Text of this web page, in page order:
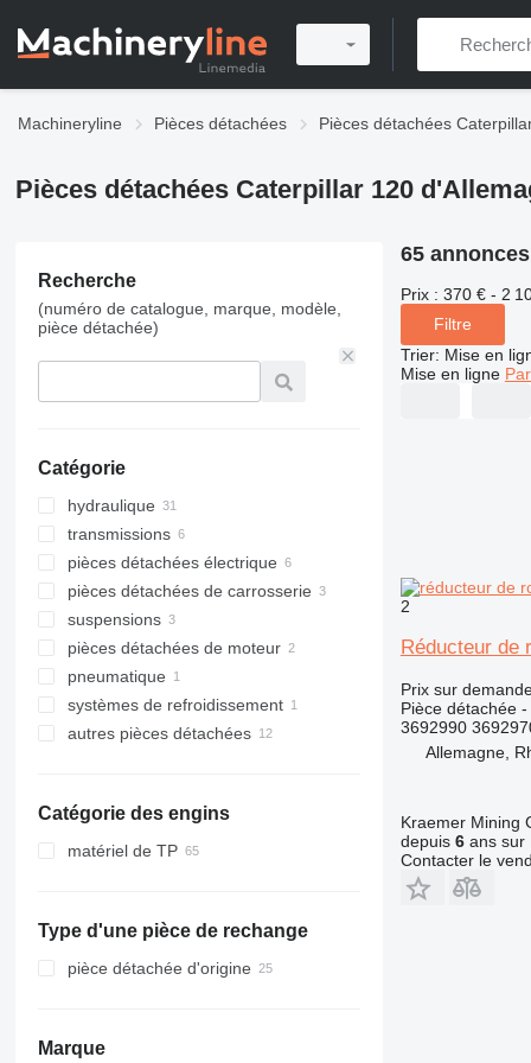
Machineryline Pièces détachées Pièces détachées
Pièces détachées Caterpillar 120
Recherche
(numéro de catalogue, marque, modèle,
pièce détachée)
Catégorie
hydraulique
pompes hydrauliques
vérins hydrauliques
distributeurs hydrauliques
moteurs hydraulique
pompes à pistons axiaux
manettes de commande
autres pièces détachées
transmissions
boîtes de vitesses
prises de force
embrayages
axes de pignon
pignons de boîte de vitesses
autres pièces détachées de
pièces détachées électrique
moniteurs
unité de commande
capteurs
tableaux de bord
autres pièces détachées électrique
pièces détachées de carrosserie
couronnes d'orientation
réducteurs de rotation
autres pièces détachées de
suspensions
galets inférieurs
moteurs de translation
pièces détachées de moteur
chemises de cylindre
pneumatique
soupapes pneumatiques
systèmes de refroidissement
autres pièces détachées du
autres pièces détachées
fixations
Catégorie des engins
matériel de TP
niveleuses
chargeuses construction
chargeuses sur pneus
Type d'une pièce de rechange
pièce détachée d'origine
Marque
65
Prix : 370 € - 2
Filtre
Trier: Mise en
Mise en ligne
2
Réducteur de
Prix sur
Pièce détachée
3692990
Allemagne,
Kraemer Mining
depuis 6ans sur
Contacter le